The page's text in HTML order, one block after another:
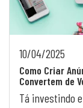
10/04/2025
Como Criar
Convertem de
Tá investindo